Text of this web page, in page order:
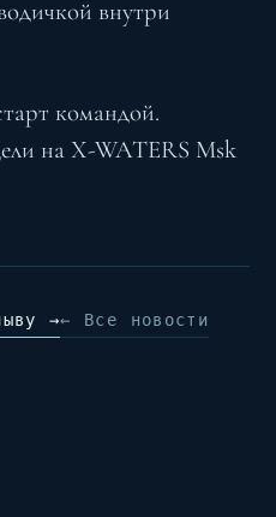
внутри
командой.
на X-WATERS Msk
→← Все новости